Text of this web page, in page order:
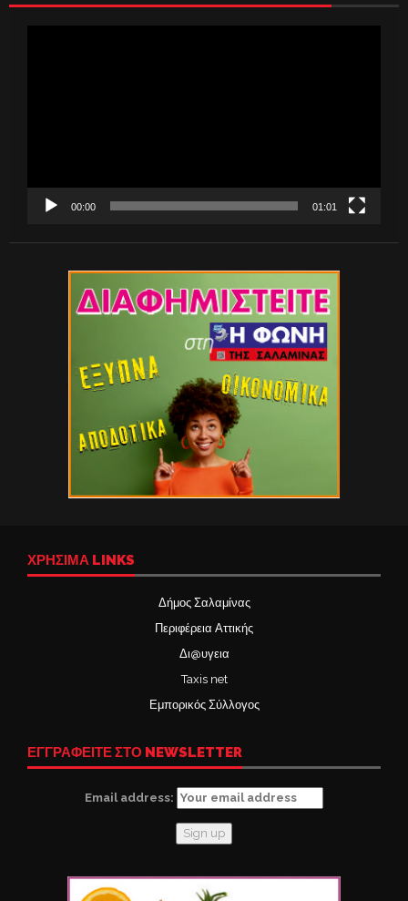
00:00 01:01
ΧΡΉΣΙΜΑ LINKS
Δήμος Σαλαμίνας
Περιφέρεια Αττικής
Δι@υγεια
Taxis net
Εμπορικός Σύλλογος
ΕΓΓΡΑΦΕΙΤΕ ΣΤΟ NEWSLETTER
Email address: